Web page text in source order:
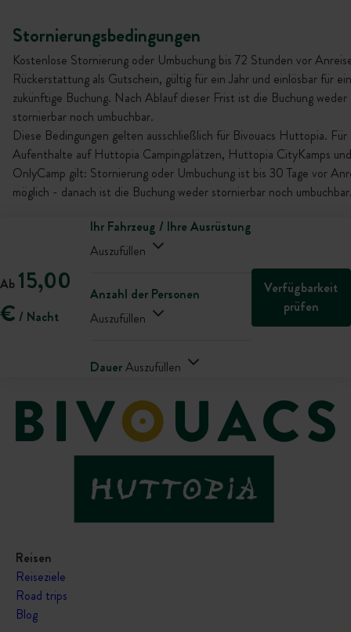
Stornierungsbedingungen
Kostenlose Stornierung oder Umbuchung bis 72 Stunden vor
Rückerstattung als Gutschein, gültig für ein Jahr und einlösbar für
zukünftige Buchung. Nach Ablauf dieser Frist ist die Buchung weder
stornierbar noch umbuchbar.
Diese Bedingungen gelten ausschließlich für Bivouacs Huttopia. Für
Aufenthalte auf Huttopia Campingplätzen, Huttopia CityKamps und
OnlyCamp gilt: Stornierung oder Umbuchung ist bis 30 Tage vor
möglich - danach ist die Buchung weder stornierbar noch
Ab 15,00
€ / Nacht
Ihr Fahrzeug / Ihre Ausrüstung
Auszufüllen
Anzahl der Personen
Auszufüllen
DauerAuszufüllen
Verfügbarkeit
prüfen
Reisen
Reiseziele
Road trips
Blog